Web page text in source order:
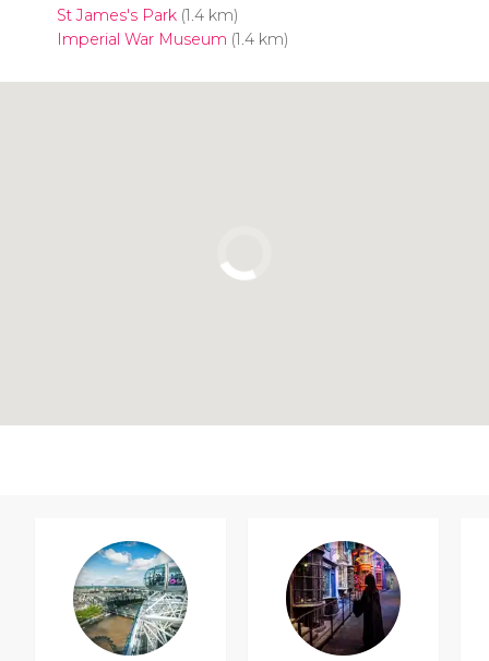
St James's Park(1.4 km)
Imperial War Museum (1.4 km)